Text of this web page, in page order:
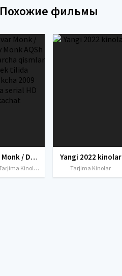
Похожие фильмы
Izquvar Monk / Detektiv Monk AQSh seriali Barcha qismlar Uzbek tilida O'zbekcha 2009 tarjima serial HD skachat
Slayder / Tarjima Kinolar / Seriallar
Yangi 2022 kinolar
Tarjima Kinolar